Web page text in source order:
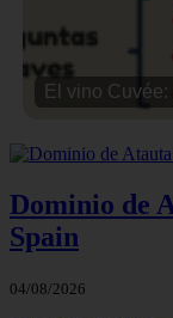
Vino y música
Dominio de
Spain
04/08/2026